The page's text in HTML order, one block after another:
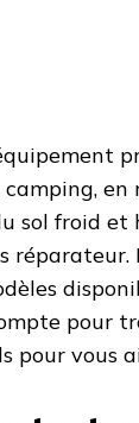
en
sol froid et
pour
pour vous